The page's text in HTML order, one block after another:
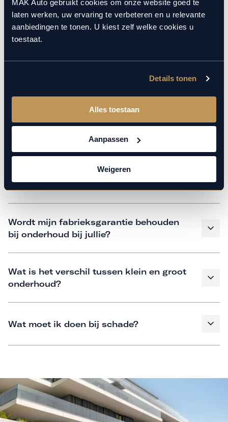
MAK Auto gebruikt cookies om onze website goed te
laten werken, uw ervaring te verbeteren en u relevante
aanbiedingen te tonen. U kiest zelf welke cookies u
toestaat.
Details tonen
Alles toestaan
Aanpassen
Weigeren
verzorgen het onderhoud op hetzelfde niveau als een
merkdealer, met behoud van de fabrieksgarantie. Kom
gerust langs in onze werkplaats voor een APK of een
Hoe weet ik welk onderhoud mijn
auto nodig heeft en wanneer?
Is vervangend vervoer mogelijk?
Wordt mijn fabrieksgarantie behouden
bij onderhoud bij jullie?
Wat is het verschil tussen klein en groot
onderhoud?
Wat moet ik doen bij schade?